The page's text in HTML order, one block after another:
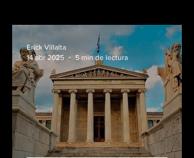
Transformamos para bien
nuestra forma de pensar,
sentir y actuar.
Erick Villalta
14 abr 2025
5 min de lectura